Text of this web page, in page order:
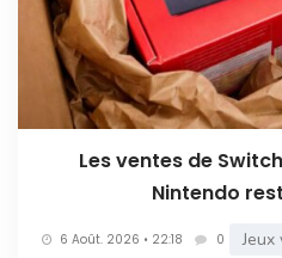
Les ventes de
Nintendo
6 Août. 2026 • 22:18 0 Jeux